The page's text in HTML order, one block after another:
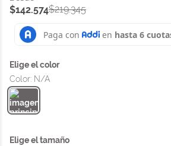
$142.574$219.345
Color: N/A